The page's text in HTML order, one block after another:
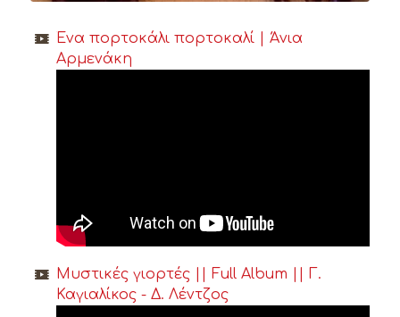
Ένα πορτοκάλι πορτοκαλί | Άνια
Αρμενάκη
Μυστικές γιορτές || Full Album || Γ.
Καγιαλίκος - Δ. Λέντζος